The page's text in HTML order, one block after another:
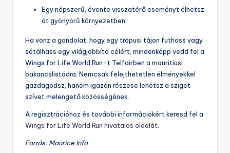
Egy népszerű, évente visszatérő eseményt élhetsz
át gyönyörű környezetben
Ha vonz a gondolat, hogy egy trópusi tájon futhass vagy
sétálhass egy világjobbító célért, mindenképp vedd fel a
Wings for Life World Run-t Telfairben a mauritiusi
bakancslistádra. Nemcsak felejthetetlen élményekkel
gazdagodsz, hanem igazán részese lehetsz a sziget
szívet melengető közösségének.
A regisztrációhoz és további információkért keresd fel a
Wings for Life World Run hivatalos oldalát
Forrás: Maurice Info